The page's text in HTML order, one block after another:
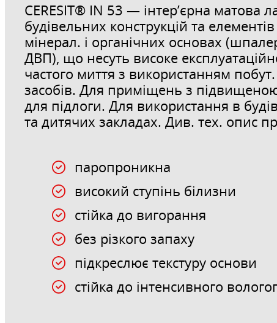
CERESIT® IN 53 — інтер’єрна матова
будівельних конструкцій та
мінерал. і органічних основах
ДВП), що несуть високе
частого миття з використанням
засобів. Для приміщень з
для підлоги. Для використання в
та дитячих закладах. Див. тех. опис
паропроникна
високий ступінь білизни
стійка до вигорання
без різкого запаху
підкреслює текстуру основи
стійка до інтенсивного